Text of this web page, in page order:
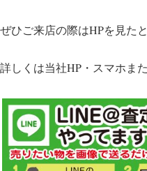
ぜひご来店の際はHPを見た
詳しくは当社HP・スマホま